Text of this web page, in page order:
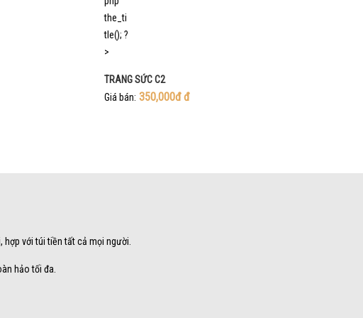
TRANG SỨC C2
Giá bán: 350,000đđ
với túi tiền tất cả mọi người.
hảo tối đa.